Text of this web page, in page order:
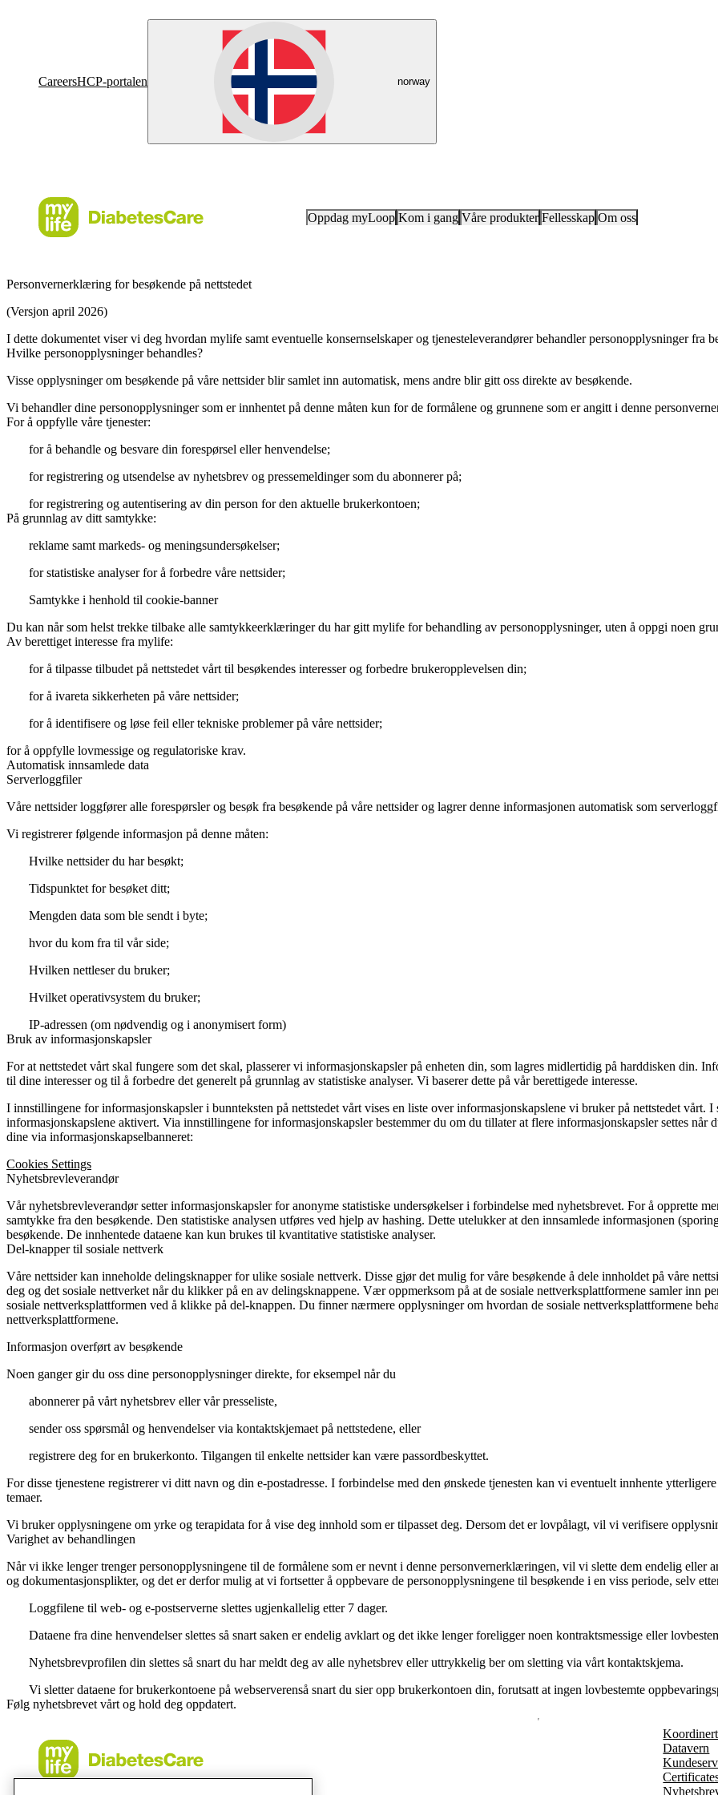
CareersHCP-portalen norway
Oppdag myLoop Kom i gang Våre produkter Fellesskap Om oss
Personvernerklæring for besøkende på nettstedet
(Versjon april 2026)
I dette dokumentet viser vi deg hvordan mylife samt eventuelle konsernselskaper og tjenesteleverandører behandler personopplysninger fra
Hvilke personopplysninger behandles?
Visse opplysninger om besøkende på våre nettsider blir samlet inn automatisk, mens andre blir gitt oss direkte av besøkende.
Vi behandler dine personopplysninger som er innhentet på denne måten kun for de formålene og grunnene som er angitt i denne
For å oppfylle våre tjenester:
for å behandle og besvare din forespørsel eller henvendelse;
for registrering og utsendelse av nyhetsbrev og pressemeldinger som du abonnerer på;
for registrering og autentisering av din person for den aktuelle brukerkontoen;
På grunnlag av ditt samtykke:
reklame samt markeds- og meningsundersøkelser;
for statistiske analyser for å forbedre våre nettsider;
Samtykke i henhold til cookie-banner
Du kan når som helst trekke tilbake alle samtykkeerklæringer du har gitt mylife for behandling av personopplysninger, uten å oppgi noen
Av berettiget interesse fra mylife:
for å tilpasse tilbudet på nettstedet vårt til besøkendes interesser og forbedre brukeropplevelsen din;
for å ivareta sikkerheten på våre nettsider;
for å identifisere og løse feil eller tekniske problemer på våre nettsider;
for å oppfylle lovmessige og regulatoriske krav.
Automatisk innsamlede data
Serverloggfiler
Våre nettsider loggfører alle forespørsler og besøk fra besøkende på våre nettsider og lagrer denne informasjonen automatisk som
Vi registrerer følgende informasjon på denne måten:
Hvilke nettsider du har besøkt;
Tidspunktet for besøket ditt;
Mengden data som ble sendt i byte;
hvor du kom fra til vår side;
Hvilken nettleser du bruker;
Hvilket operativsystem du bruker;
IP-adressen (om nødvendig og i anonymisert form)
Bruk av informasjonskapsler
For at nettstedet vårt skal fungere som det skal, plasserer vi informasjonskapsler på enheten din, som lagres midlertidig på harddisken din.
til dine interesser og til å forbedre det generelt på grunnlag av statistiske analyser. Vi baserer dette på vår berettigede interesse.
I innstillingene for informasjonskapsler i bunnteksten på nettstedet vårt vises en liste over informasjonskapslene vi bruker på nettstedet vårt.
informasjonskapslene aktivert. Via innstillingene for informasjonskapsler bestemmer du om du tillater at flere informasjonskapsler settes når
dine via informasjonskapselbanneret:
Cookies Settings
Nyhetsbrevleverandør
Vår nyhetsbrevleverandør setter informasjonskapsler for anonyme statistiske undersøkelser i forbindelse med nyhetsbrevet. For å opprette
samtykke fra den besøkende. Den statistiske analysen utføres ved hjelp av hashing. Dette utelukker at den innsamlede informasjonen
besøkende. De innhentede dataene kan kun brukes til kvantitative statistiske analyser.
Del-knapper til sosiale nettverk
Våre nettsider kan inneholde delingsknapper for ulike sosiale nettverk. Disse gjør det mulig for våre besøkende å dele innholdet på våre
deg og det sosiale nettverket når du klikker på en av delingsknappene. Vær oppmerksom på at de sosiale nettverksplattformene samler inn
sosiale nettverksplattformen ved å klikke på del-knappen. Du finner nærmere opplysninger om hvordan de sosiale nettverksplattformene
nettverksplattformene.
Informasjon overført av besøkende
Noen ganger gir du oss dine personopplysninger direkte, for eksempel når du
abonnerer på vårt nyhetsbrev eller vår presseliste,
sender oss spørsmål og henvendelser via kontaktskjemaet på nettstedene, eller
registrere deg for en brukerkonto. Tilgangen til enkelte nettsider kan være passordbeskyttet.
For disse tjenestene registrerer vi ditt navn og din e-postadresse. I forbindelse med den ønskede tjenesten kan vi eventuelt innhente
temaer.
Vi bruker opplysningene om yrke og terapidata for å vise deg innhold som er tilpasset deg. Dersom det er lovpålagt, vil vi verifisere
Varighet av behandlingen
Når vi ikke lenger trenger personopplysningene til de formålene som er nevnt i denne personvernerklæringen, vil vi slette dem endelig eller
og dokumentasjonsplikter, og det er derfor mulig at vi fortsetter å oppbevare de personopplysningene til besøkende i en viss periode, selv
Loggfilene til web- og e-postserverne slettes ugjenkallelig etter 7 dager.
Dataene fra dine henvendelser slettes så snart saken er endelig avklart og det ikke lenger foreligger noen kontraktsmessige eller
Nyhetsbrevprofilen din slettes så snart du har meldt deg av alle nyhetsbrev eller uttrykkelig ber om sletting via vårt kontaktskjema.
Vi sletter dataene for brukerkontoene på webserverenså snart du sier opp brukerkontoen din, forutsatt at ingen lovbestemte
Følg nyhetsbrevet vårt og hold deg oppdatert.
Datavern